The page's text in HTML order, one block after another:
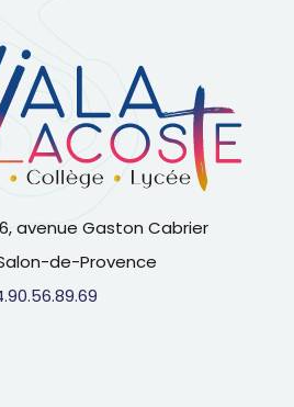
avenue Gaston Cabrier
de-Provence